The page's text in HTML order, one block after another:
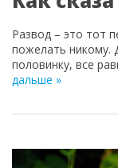
Развод – это тот
пожелать никому.
половинку, все
дальше »